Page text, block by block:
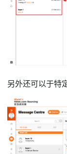
另外还可以于特